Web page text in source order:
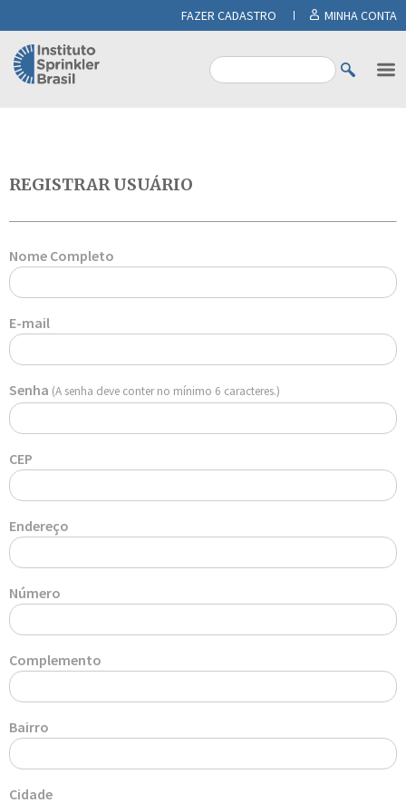
FAZER CADASTRO MINHA CONTA
REGISTRAR USUÁRIO
Nome Completo
E-mail
Senha (A senha deve conter no mínimo 6 caracteres.)
CEP
Endereço
Número
Complemento
Bairro
Cidade